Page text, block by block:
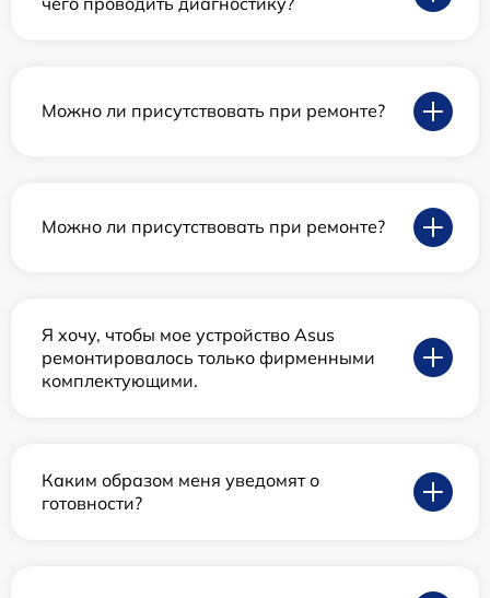
Можно ли присутствовать при ремонте?
Можно ли присутствовать при ремонте?
Я хочу, чтобы мое устройство Asus
ремонтировалось только фирменными
комплектующими.
Каким образом меня уведомят о
готовности?